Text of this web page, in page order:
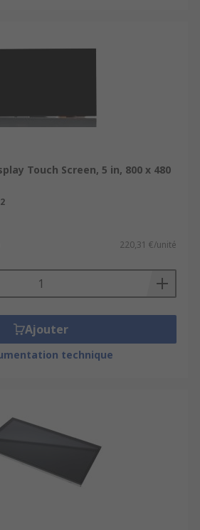
Touch Screen, 5 in, 800 x 480
220,31 €/unité
Ajouter
technique